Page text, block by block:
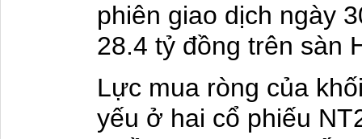
phiên giao dịch ngày
28.4 tỷ đồng trên sàn
Lực mua ròng của
yếu ở hai cổ phiếu